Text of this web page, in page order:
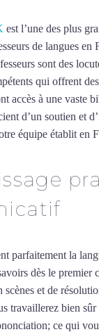
est l’une des plus
de langues en
sont des
qui offrent
accès à une vaste
d’un soutien et
équipe établit en
parfaitement la
dès le premier
scènes et de
travaillerez bien
ce qui